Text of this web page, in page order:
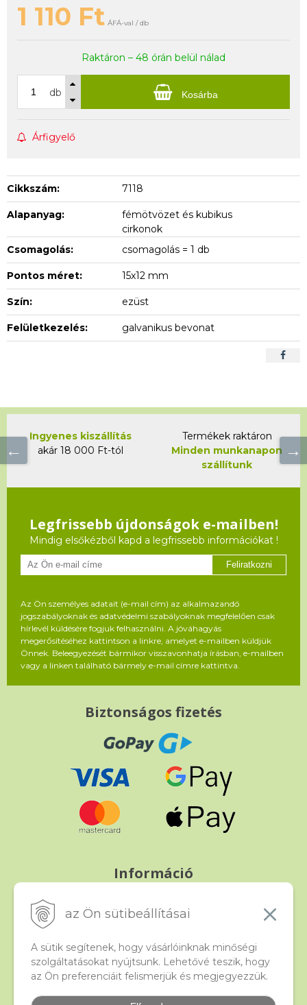
az Ön sütibeállításai
A sütik segítenek, hogy vásárlóinknak minőségi
szolgáltatásokat nyújtsunk. Lehetővé teszik, hogy
az Ön preferenciáit felismerjük és megjegyezzük.
1 110 Ft ÁFÁ-val / db
Raktáron – 48 órán belül nálad
db Kosárba
Árfigyelő
Cikkszám: 7118
Alapanyag:
fémötvözet és kubikus
cirkonok
Csomagolás:
csomagolás = 1 db
Pontos méret: 15x12 mm
Szín: ezüst
Felületkezelés: galvanikus bevonat
Ingyenes kiszállítás
akár 18 000 Ft-tól
Termékek raktáron
Minden munkanapon
szállítunk
Legfrissebb újdonságok e-mailben!
Mindig elsőkézből kapd a legfrissebb információkat !
Feliratkozni
Az Ön személyes adatait (e-mail cím) az alkalmazandó
jogszabályoknak és adatvédelmi szabályoknak megfelelően csak
hírlevél küldésére fogjuk felhasználni. A jóváhagyás
megerősítéséhez kattintson a linkre, amelyet e-mailben küldjük
Önnek. Beleegyezését bármikor visszavonhatja írásban, e-mailben
vagy a linken található bármely e-mail címre kattintva.
Biztonságos fizetés
Információ
Panasz, árucsere és visszáru
Beado